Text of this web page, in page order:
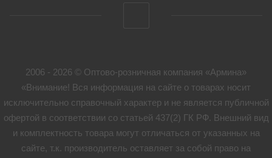
2006 - 2026 © Оптово-розничная компания «Армина»
«Внимание! Вся информация на сайте о товарах носит
исключительно справочный характер и не является публичной
офертой в соответствии со статьей 437(2) ГК РФ. Внешний вид
и комплектность товара могут отличаться от указанных на
сайте, т.к. производитель оставляет за собой право на